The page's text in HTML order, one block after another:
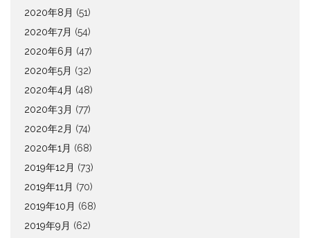
2020年8月 (51)
2020年7月 (54)
2020年6月 (47)
2020年5月 (32)
2020年4月 (48)
2020年3月 (77)
2020年2月 (74)
2020年1月 (68)
2019年12月 (73)
2019年11月 (70)
2019年10月 (68)
2019年9月 (62)